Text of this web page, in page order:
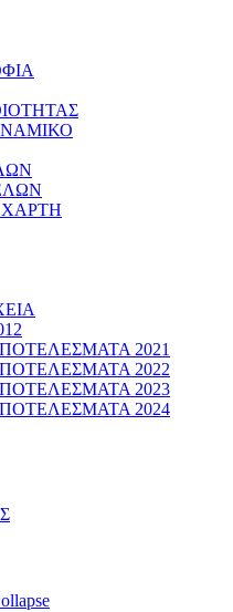
2021
2022
2023
2024